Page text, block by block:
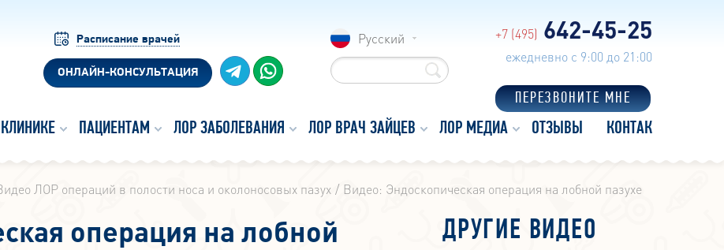
Расписание врачей
ОНЛАЙН-КОНСУЛЬТАЦИЯ
Русский +7 (495) 642-45-25
ежедневно с 9:00 до 21:00
ПЕРЕЗВОНИТЕ МНЕ
ПАЦИЕНТАМ ЛОР ЗАБОЛЕВАНИЯ ЛОР ВРАЧ ЗАЙЦЕВ ЛОР МЕДИА ОТЗЫВЫ КОНТАКТЫ
ЛОР операций в полости носа и околоносовых пазух Видео: Эндоскопическая операция на лобной пазухе
операция на лобной
ДРУГИЕ ВИДЕО